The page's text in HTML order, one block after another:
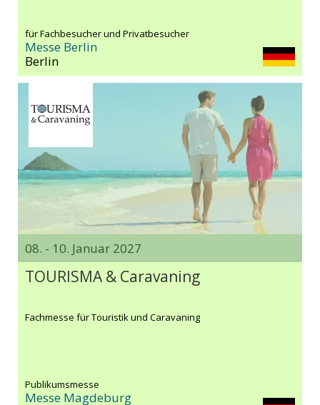
für Fachbesucher und Privatbesucher
Messe Berlin
Berlin
08. - 10. Januar 2027
TOURISMA & Caravaning
Fachmesse für Touristik und Caravaning
Publikumsmesse
Messe Magdeburg